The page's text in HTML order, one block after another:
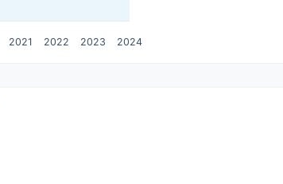
2021 2022 2023 2024